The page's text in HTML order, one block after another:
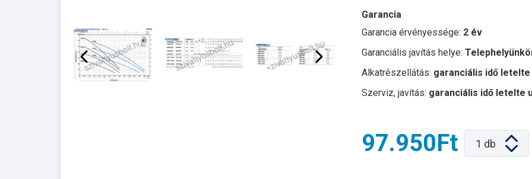
Garancia
Garancia érvényessége: 2 év
Garanciális javítás helye:
Alkatrészellátás: garanciális idő letelte
Szerviz, javítás: garanciális idő letelte
97.950Ft 1 db